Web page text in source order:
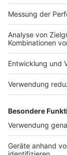
Impressum
Jobs
Presse
Werben
Archiv
ANTENNE